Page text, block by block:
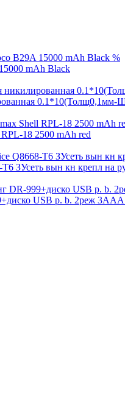
%
mAh Black
18 2500 mAh red
ЗУсеть вын кн крепл на
USB p. b. 2реж